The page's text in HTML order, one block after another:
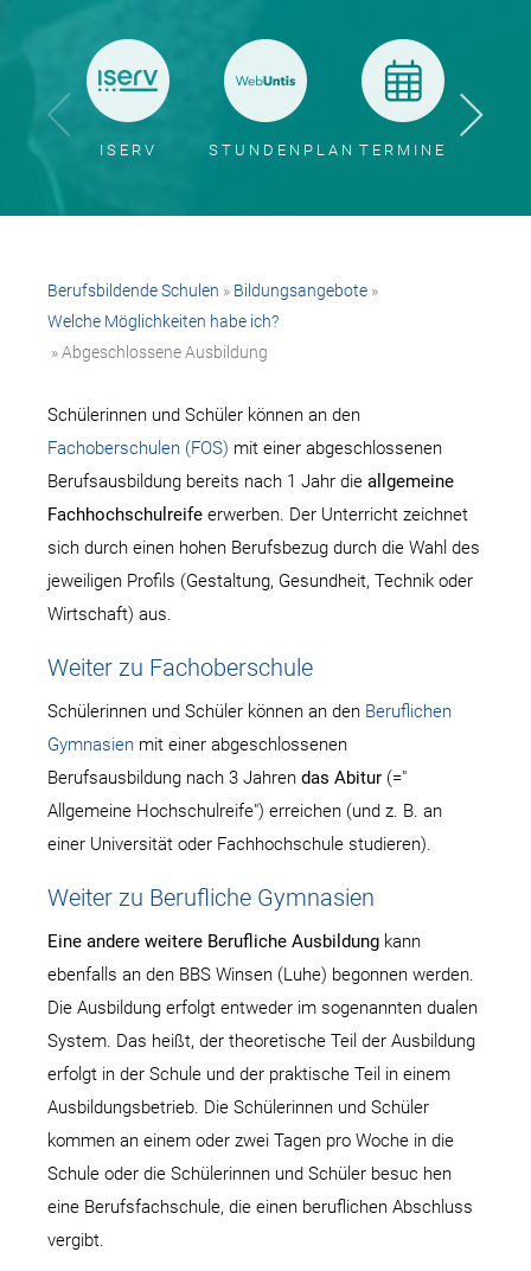
ISERV STUNDENPLAN TERMINE
Berufsbildende Schulen » Bildungsangebote »
Welche Möglichkeiten habe ich?
» Abgeschlossene Ausbildung
Schülerinnen und Schüler können an den
Fachoberschulen (FOS) mit einer abgeschlossenen
Berufsausbildung bereits nach 1 Jahr die allgemeine
Fachhochschulreife erwerben. Der Unterricht zeichnet
sich durch einen hohen Berufsbezug durch die Wahl des
jeweiligen Profils (Gestaltung, Gesundheit, Technik oder
Wirtschaft) aus.
Weiter zu Fachoberschule
Schülerinnen und Schüler können an den Beruflichen
Gymnasien mit einer abgeschlossenen
Berufsausbildung nach 3 Jahren das Abitur (="
Allgemeine Hochschulreife") erreichen (und z. B. an
einer Universität oder Fachhochschule studieren).
Weiter zu Berufliche Gymnasien
Eine andere weitere Berufliche Ausbildung kann
ebenfalls an den BBS Winsen (Luhe) begonnen werden.
Die Ausbildung erfolgt entweder im sogenannten dualen
System. Das heißt, der theoretische Teil der Ausbildung
erfolgt in der Schule und der praktische Teil in einem
Ausbildungsbetrieb. Die Schülerinnen und Schüler
kommen an einem oder zwei Tagen pro Woche in die
Schule oder die Schülerinnen und Schüler besuc hen
eine Berufsfachschule, die einen beruflichen Abschluss
vergibt.